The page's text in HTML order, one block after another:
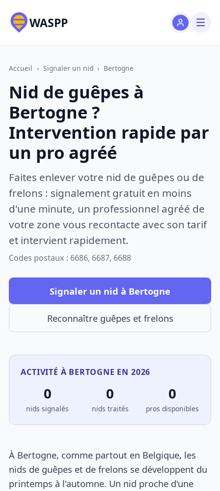
WASPP
Accueil › Signaler un nid › Bertogne
Nid de guêpes à
Bertogne ?
Intervention rapide par
un pro agréé
Faites enlever votre nid de guêpes ou de
frelons : signalement gratuit en moins
d'une minute, un professionnel agréé de
votre zone vous recontacte avec son tarif
et intervient rapidement.
Codes postaux : 6686, 6687, 6688
Signaler un nid à Bertogne
Reconnaître guêpes et frelons
ACTIVITÉ À BERTOGNE EN 2026
0
nids signalés
0
nids traités
0
pros disponibles
À Bertogne, comme partout en Belgique, les
nids de guêpes et de frelons se développent du
printemps à l'automne. Un nid proche d'une